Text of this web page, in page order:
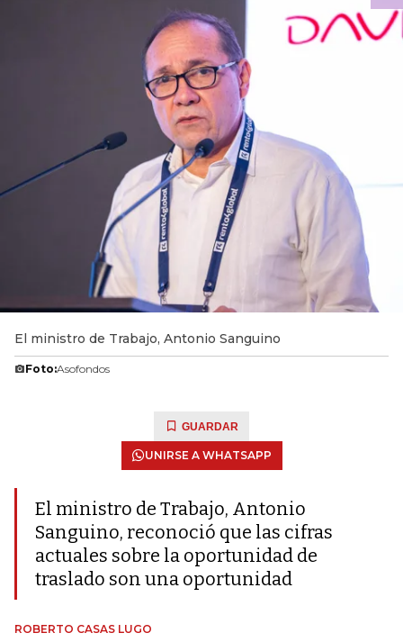
El ministro de Trabajo, Antonio Sanguino
Foto:Asofondos
GUARDAR
UNIRSE A WHATSAPP
El ministro de Trabajo, Antonio
Sanguino, reconoció que las cifras
actuales sobre la oportunidad de
traslado son una oportunidad
ROBERTO CASAS LUGO